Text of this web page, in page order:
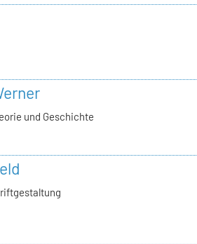
und Geschichte